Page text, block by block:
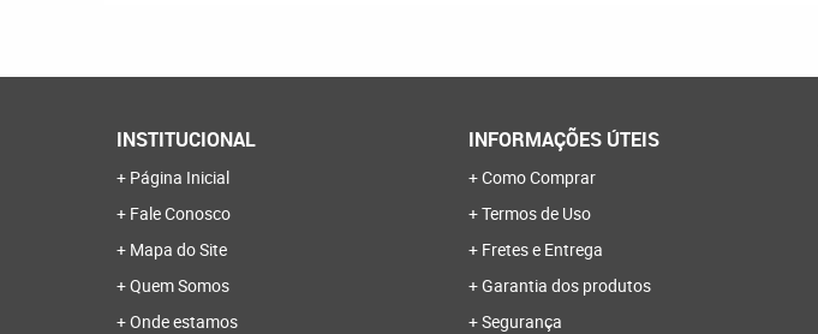
INSTITUCIONAL
Página Inicial
Fale Conosco
Mapa do Site
Quem Somos
Onde estamos
INFORMAÇÕES ÚTEIS
Como Comprar
Termos de Uso
Fretes e Entrega
Garantia dos produtos
Segurança